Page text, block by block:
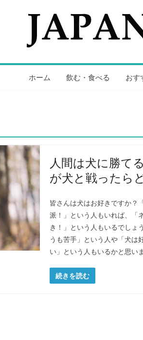
ホーム 飲む・食べる おす
人間は犬に勝て
が犬と戦ったら
皆さんは犬はお好きですか？
派！」という人もいれば、「
き！」という人もいるでしょ
うも苦手」という人や「犬は
い」という人もいるかと思いま
続きを読む